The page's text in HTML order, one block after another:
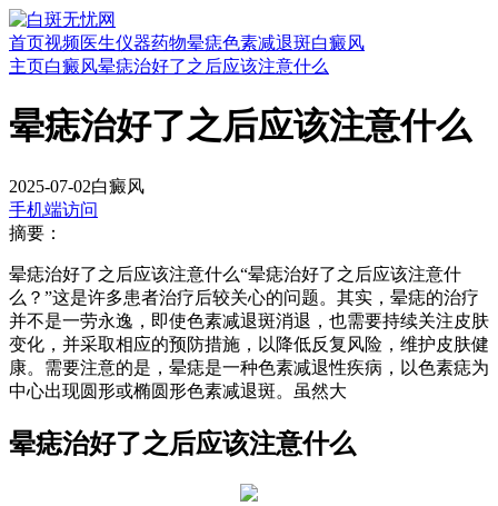
首页视频医生仪器药物晕痣色素减退斑白癜风
主页白癜风晕痣治好了之后应该注意什么
晕痣治好了之后应该注意什么
2025-07-02白癜风
手机端访问
摘要：
晕痣治好了之后应该注意什么“晕痣治好了之后应该注意什
么？”这是许多患者治疗后较关心的问题。其实，晕痣的治疗
并不是一劳永逸，即使色素减退斑消退，也需要持续关注皮肤
变化，并采取相应的预防措施，以降低反复风险，维护皮肤健
康。需要注意的是，晕痣是一种色素减退性疾病，以色素痣为
中心出现圆形或椭圆形色素减退斑。虽然大
晕痣治好了之后应该注意什么